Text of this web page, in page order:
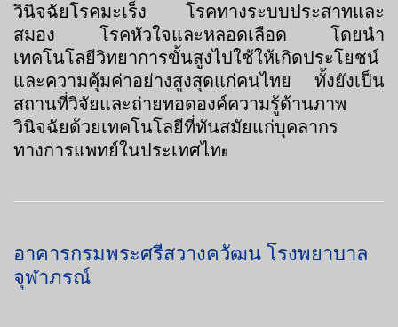
วินิจฉัยโรคมะเร็ง โรคทางระบบประสาทและ
สมอง โรคหัวใจและหลอดเลือด โดยนำ
เทคโนโลยีวิทยาการขั้นสูงไปใช้ให้เกิดประโยชน์
และความคุ้มค่าอย่างสูงสุดแก่คนไทย ทั้งยังเป็น
สถานที่วิจัยและถ่ายทอดองค์ความรู้ด้านภาพ
วินิจฉัยด้วยเทคโนโลยีที่ทันสมัยแก่บุคลากร
ทางการแพทย์ในประเทศไทย
อาคารกรมพระศรีสวางควัฒน โรงพยาบาล
จุฬาภรณ์